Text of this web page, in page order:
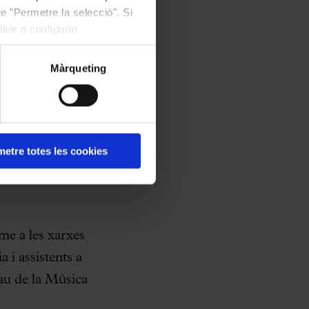
"Permetre la selecció". Si
o configurar
Màrqueting
totes les cookies
i
a la planta
jardí de columnes,
de
que es
i convertir-se en
a les xarxes
i assistents a
de la Música